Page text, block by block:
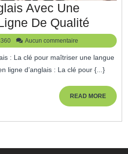
Avec Une
De Qualité
Avec
Une
En
Ligne
De
training360
Aucun commentaire
ligne d’anglais : La clé pour {...}
READ MOREREAD
MORE